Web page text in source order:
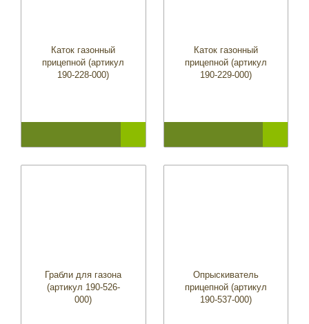
Каток газонный
прицепной (артикул
190-228-000)
Каток газонный
прицепной (артикул
190-229-000)
Грабли для газона
(артикул 190-526-
000)
Опрыскиватель
прицепной (артикул
190-537-000)